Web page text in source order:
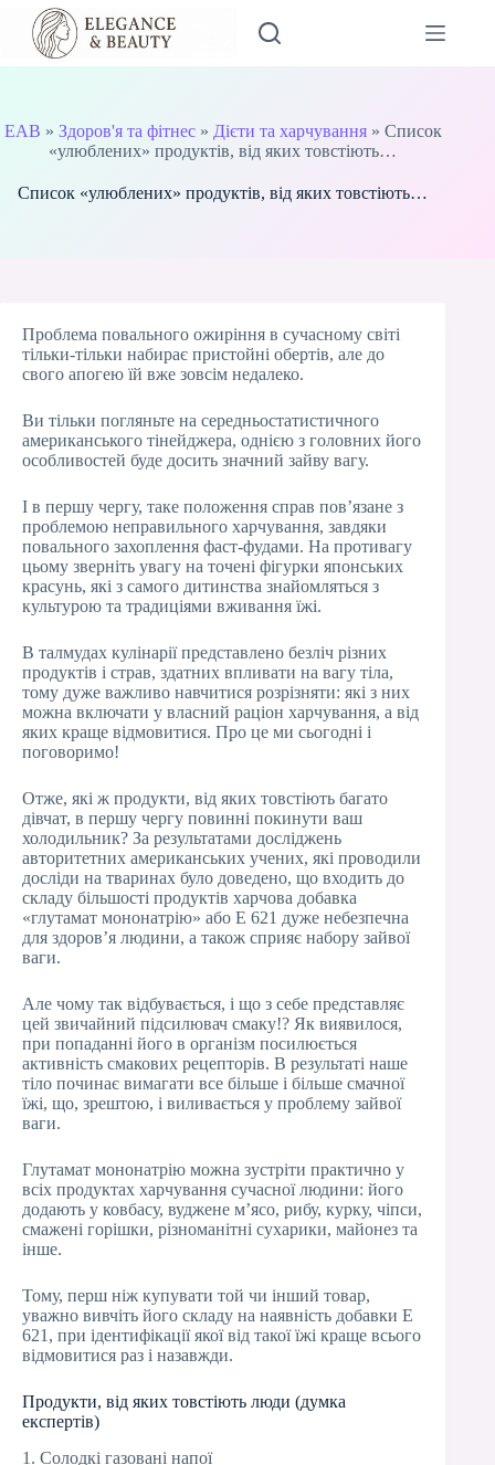
Перейти
вмісту
EAB » Здоров'я та фітнес» Дієти та харчування» Список
«улюблених» продуктів, від яких товстіють…
Список «улюблених» продуктів, від яких товстіють…
Проблема повального ожиріння в сучасному світі
тільки-тільки набирає пристойні обертів, але до
свого апогею їй вже зовсім недалеко.
Ви тільки погляньте на середньостатистичного
американського тінейджера, однією з головних його
особливостей буде досить значний зайву вагу.
І в першу чергу, таке положення справ пов’язане з
проблемою неправильного харчування, завдяки
повального захоплення фаст-фудами. На противагу
цьому зверніть увагу на точені фігурки японських
красунь, які з самого дитинства знайомляться з
культурою та традиціями вживання їжі.
В талмудах кулінарії представлено безліч різних
продуктів і страв, здатних впливати на вагу тіла,
тому дуже важливо навчитися розрізняти: які з них
можна включати у власний раціон харчування, а від
яких краще відмовитися. Про це ми сьогодні і
поговоримо!
Отже, які ж продукти, від яких товстіють багато
дівчат, в першу чергу повинні покинути ваш
холодильник? За результатами досліджень
авторитетних американських учених, які проводили
досліди на тваринах було доведено, що входить до
складу більшості продуктів харчова добавка
«глутамат мононатрію» або Е 621 дуже небезпечна
для здоров’я людини, а також сприяє набору зайвої
ваги.
Але чому так відбувається, і що з себе представляє
цей звичайний підсилювач смаку!? Як виявилося,
при попаданні його в організм посилюється
активність смакових рецепторів. В результаті наше
тіло починає вимагати все більше і більше смачної
їжі, що, зрештою, і виливається у проблему зайвої
ваги.
Глутамат мононатрію можна зустріти практично у
всіх продуктах харчування сучасної людини: його
додають у ковбасу, вуджене м’ясо, рибу, курку, чіпси,
смажені горішки, різноманітні сухарики, майонез та
інше.
Тому, перш ніж купувати той чи інший товар,
уважно вивчіть його складу на наявність добавки Е
621, при ідентифікації якої від такої їжі краще всього
відмовитися раз і назавжди.
Продукти, від яких товстіють люди (думка
експертів)
1. Солодкі газовані напої